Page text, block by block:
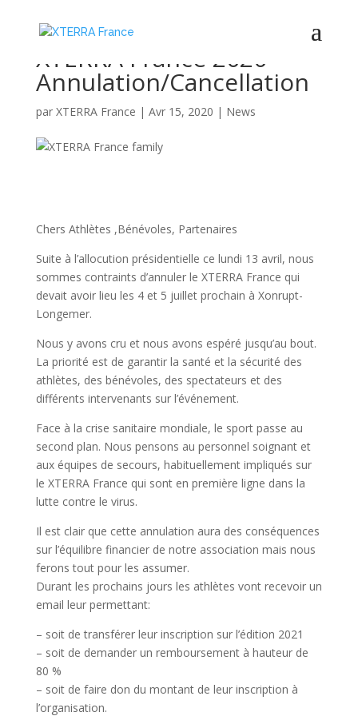
XTERRA France 2020 –
Annulation/Cancellation
par XTERRA France | Avr 15, 2020 | News
Chers Athlètes ,Bénévoles, Partenaires
Suite à l’allocution présidentielle ce lundi 13 avril, nous
sommes contraints d’annuler le XTERRA France qui
devait avoir lieu les 4 et 5 juillet prochain à Xonrupt-
Longemer.
Nous y avons cru et nous avons espéré jusqu’au bout.
La priorité est de garantir la santé et la sécurité des
athlètes, des bénévoles, des spectateurs et des
différents intervenants sur l’événement.
Face à la crise sanitaire mondiale, le sport passe au
second plan. Nous pensons au personnel soignant et
aux équipes de secours, habituellement impliqués sur
le XTERRA France qui sont en première ligne dans la
lutte contre le virus.
Il est clair que cette annulation aura des conséquences
sur l’équilibre financier de notre association mais nous
ferons tout pour les assumer.
Durant les prochains jours les athlètes vont recevoir un
email leur permettant:
– soit de transférer leur inscription sur l’édition 2021
– soit de demander un remboursement à hauteur de
80 %
– soit de faire don du montant de leur inscription à
l’organisation.